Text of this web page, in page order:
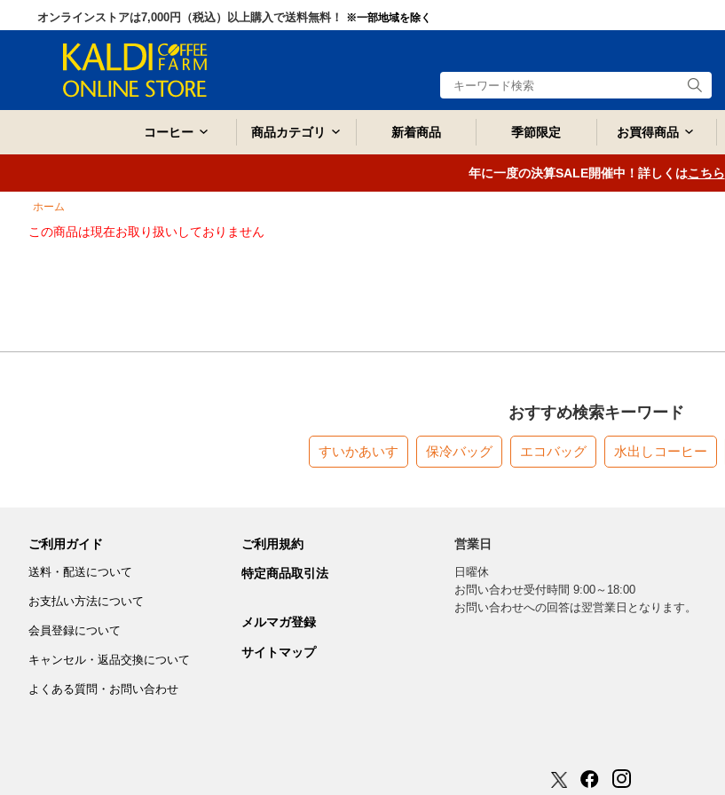
オンラインストアは7,000円（税込）以上購入で送料無料！ ※一部地域を除く
コーヒー 商品カテゴリ 新着商品 季節限定 お買得商品
年に一度の決算SALE開催中！詳しくはこちら
ホーム
この商品は現在お取り扱いしておりません
おすすめ検索キーワード
すいかあいす 保冷バッグ エコバッグ 水出しコーヒー
ご利用ガイド
送料・配送について
お支払い方法について
会員登録について
キャンセル・返品交換について
よくある質問・お問い合わせ
ご利用規約
特定商品取引法
メルマガ登録
サイトマップ
営業日
日曜休
お問い合わせ受付時間 9:00～18:00
お問い合わせへの回答は翌営業日となります。